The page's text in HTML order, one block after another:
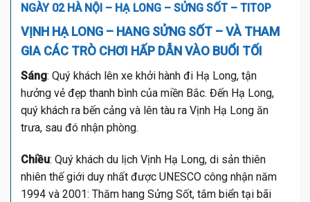
NGÀY 02 HÀ NỘI – HẠ LONG – SỬNG SỐT – TITOP
VỊNH HẠ LONG – HANG SỬNG SỐT – VÀ THAM
GIA CÁC TRÒ CHƠI HẤP DẪN VÀO BUỔI TỐI
Sáng: Quý khách lên xe khởi hành đi Hạ Long, tận
hưởng vẻ đẹp thanh bình của miền Bắc. Đến Hạ Long,
quý khách ra bến cảng và lên tàu ra Vịnh Hạ Long ăn
trưa, sau đó nhận phòng.
Chiều: Quý khách du lịch Vịnh Hạ Long, di sản thiên
nhiên thế giới duy nhất được UNESCO công nhận năm
1994 và 2001: Thăm hang Sửng Sốt, tắm biển tại bãi